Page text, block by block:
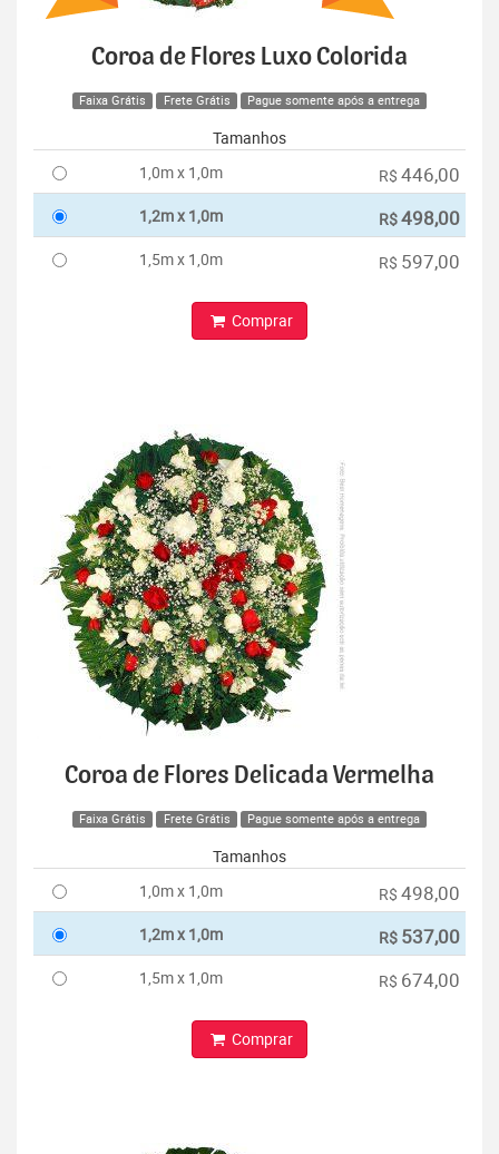
Coroa de Flores Luxo Colorida
Faixa Grátis Frete Grátis Pague somente após a entrega
Tamanhos
1,0m x 1,0m
R$ 446,00
1,2m x 1,0m R$498,00
1,5m x 1,0m R$ 597,00
Comprar
Coroa de Flores Delicada Vermelha
Faixa Grátis Frete Grátis Pague somente após a entrega
Tamanhos
1,0m x 1,0m
R$ 498,00
1,2m x 1,0m R$ 537,00
1,5m x 1,0m R$ 674,00
Comprar